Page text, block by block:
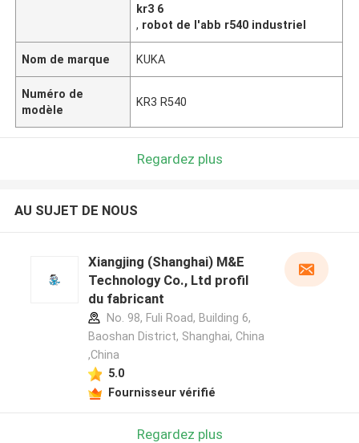
kr3 6
, robot de l'abb r540 industriel
Nom de marque KUKA
Numéro de
modèle
KR3 R540
Regardez plus
AU SUJET DE NOUS
Xiangjing (Shanghai) M&E
Technology Co., Ltd profil
du fabricant
No. 98, Fuli Road, Building 6,
Baoshan District, Shanghai, China
,China
5.0
Fournisseur vérifié
Regardez plus